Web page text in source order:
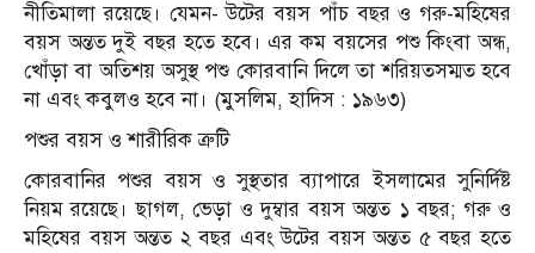
নীতিমালা রয়েছে। যেমন- উটের বয়স পাঁচ বছর ও গরু-মহিষের
বয়স অন্তত দুই বছর হতে হবে। এর কম বয়সের পশু কিংবা অন্ধ,
খোঁড়া বা অতিশয় অসুস্থ পশু কোরবানি দিলে তা শরিয়তসম্মত হবে
না এবং কবুলও হবে না। (মুসলিম, হাদিস : ১৯৬৩)
পশুর বয়স ও শারীরিক ত্রুটি
কোরবানির পশুর বয়স ও সুস্থতার ব্যাপারে ইসলামের সুনির্দিষ্ট
নিয়ম রয়েছে। ছাগল, ভেড়া ও দুম্বার বয়স অন্তত ১ বছর; গরু ও
মহিষের বয়স অন্তত ২ বছর এবং উটের বয়স অন্তত ৫ বছর হতে